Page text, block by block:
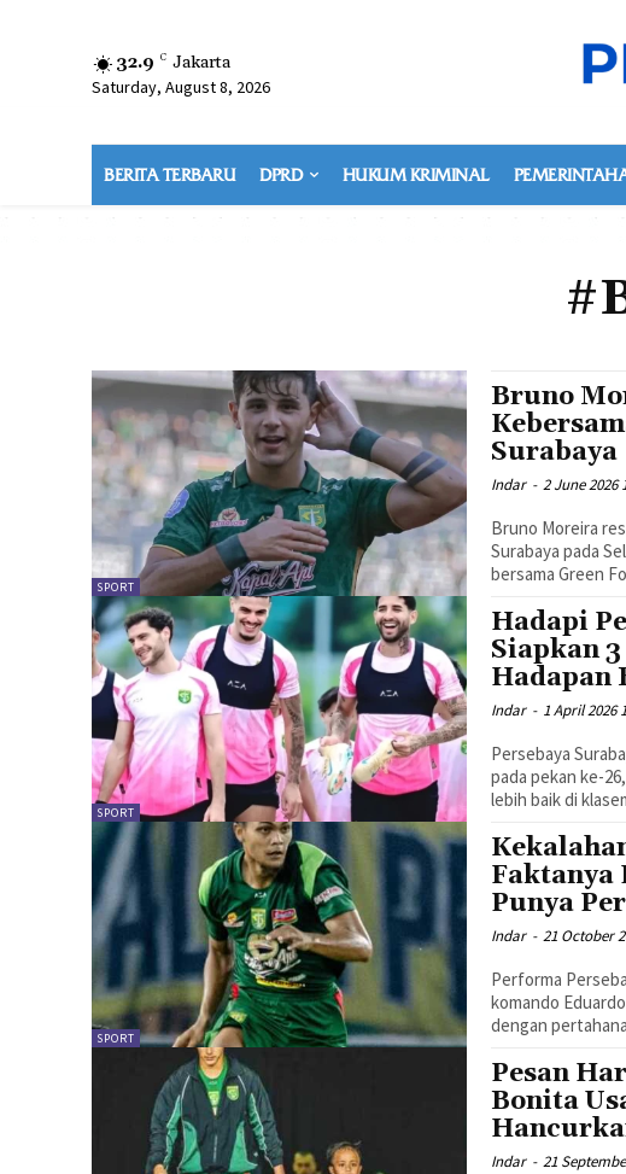
32.9 C Jakarta
Saturday, August 8, 2026
BERITA TERBARU DPRD HUKUM KRIMINAL
SPORT
Bruno
Surabaya
Indar - 2 June 2026
Bruno Moreira
Surabaya pada
bersama Green
SPORT
Hadapi
Siapkan
Hadapan
Indar - 1 April 2026
Persebaya
pada pekan ke-
lebih baik di
SPORT
Faktanya
Punya
Indar - 21 October
Performa
komando
dengan
Pesan
Bonita
Indar - 21